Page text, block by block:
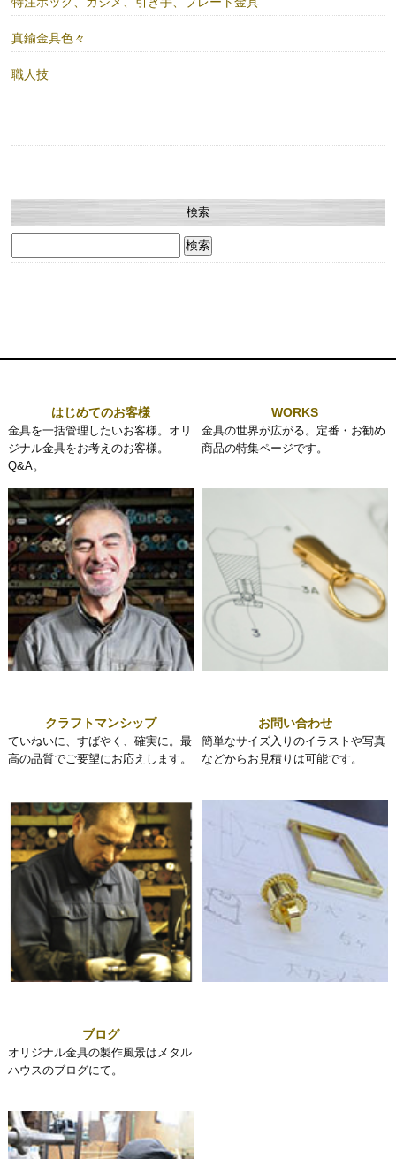
真鍮金具色々
職人技
検索
索:
はじめてのお客様
金具を一括管理したいお客様。オリ
ジナル金具をお考えのお客様。
Q&A。
WORKS
金具の世界が広がる。定番・お勧め
商品の特集ページです。
クラフトマンシップ
ていねいに、すばやく、確実に。最
高の品質でご要望にお応えします。
お問い合わせ
簡単なサイズ入りのイラストや写真
などからお見積りは可能です。
ブログ
オリジナル金具の製作風景はメタル
ハウスのブログにて。